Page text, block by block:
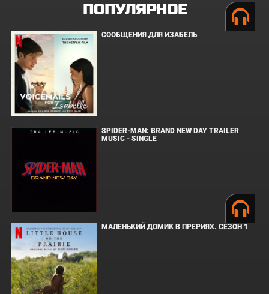
ПОПУЛЯРНОЕ
СООБЩЕНИЯ ДЛЯ ИЗАБЕЛЬ
SPIDER-MAN: BRAND NEW DAY TRAILER
MUSIC - SINGLE
МАЛЕНЬКИЙ ДОМИК В ПРЕРИЯХ. СЕЗОН 1